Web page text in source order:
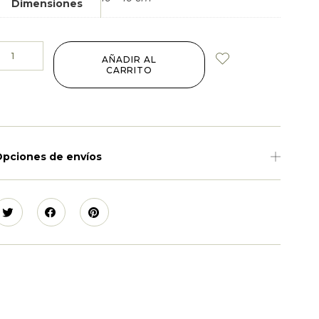
Dimensiones
AÑADIR AL
CARRITO
de envíos